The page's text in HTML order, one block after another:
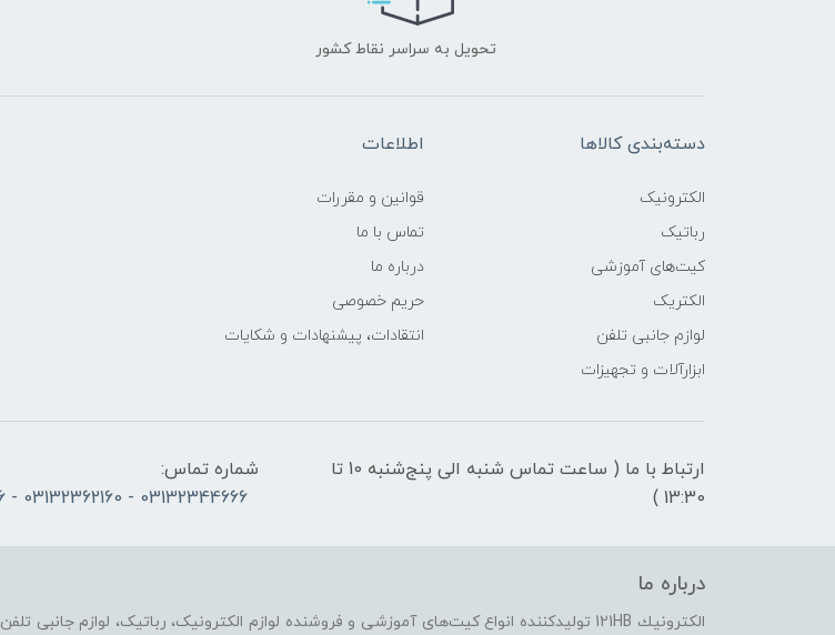
تحویل به سراسر نقاط کشور
دسته‌بندی کالاها
الکترونیک
رباتیک
کیت‌های آموزشی
الکتریک
لوازم جانبی تلفن
ابزارآلات و تجهیزات
اطلاعات
قوانين و مقررات
تماس با ما
درباره ما
حریم خصوصی
انتقادات، پیشنهادات و شکایات
ارتباط با ما ( ساعت تماس شنبه الی پنج‌شنبه 10 تا
13:30 )
شماره تماس:
03132344666 - 03132362160 - 03132340856
درباره ما
الكترونيك 121HB توليدكننده انواع کیت‌های آموزشی و فروشنده لوازم الکترونیک، رباتیک، لوازم جانبی تلفن